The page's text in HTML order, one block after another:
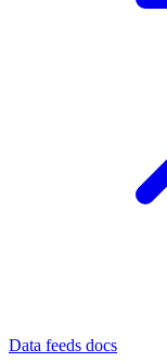
Data feeds docs